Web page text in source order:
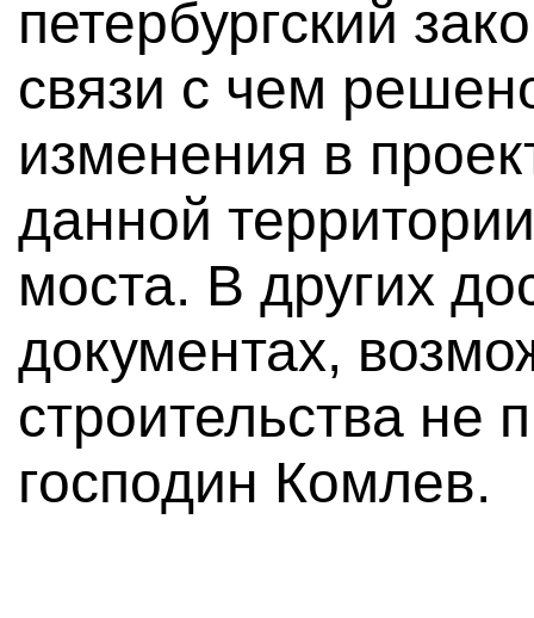
петербургский
связи с чем
изменения в
данной
моста. В других
документах,
строительства не
господин Комлев.